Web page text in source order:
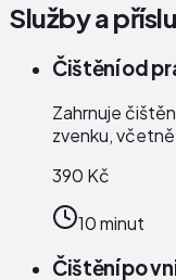
Služby a
Čištění od
Zahrnuje
zvenku,
390 Kč
10 minut
Čištění po